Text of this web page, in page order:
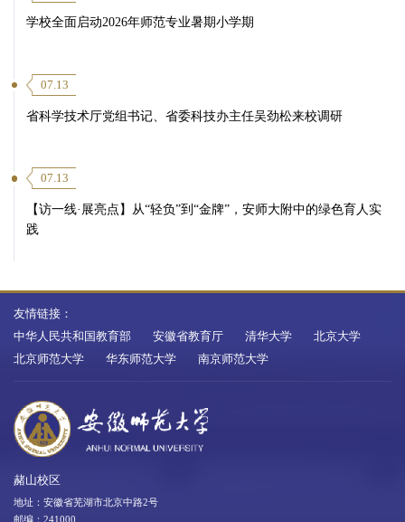
学校全面启动2026年师范专业暑期小学期
07.13
省科学技术厅党组书记、省委科技办主任吴劲松来校调研
07.13
【访一线·展亮点】从“轻负”到“金牌”，安师大附中的绿色育人实
践
友情链接：
中华人民共和国教育部
安徽省教育厅 清华大学
北京大学
北京师范大学
华东师范大学 南京师范大学
赭山校区
地址：安徽省芜湖市北京中路2号
邮编：241000